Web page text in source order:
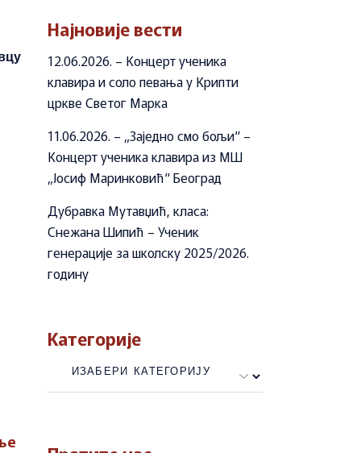
Најновије вести
12.06.2026. – Концерт ученика
клавира и соло певања у Крипти
цркве Светог Марка
11.06.2026. – „Заједно смо бољи“ –
Концерт ученика клавира из МШ
„Јосиф Маринковић“ Београд
Дубравка Мутавџић, класа:
Снежана Шипић – Ученик
генерације за школску 2025/2026.
годину
Категорије
Категорије